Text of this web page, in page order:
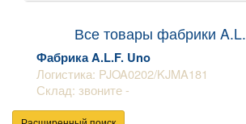
Все товары фабрики
Фабрика A.L.F. Uno
Логистика: PJOA0202/KJMA181
Склад: звоните -